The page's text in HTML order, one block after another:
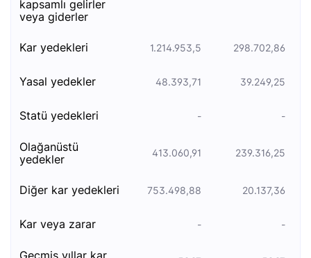
kapsamlı gelirler
veya giderler
kar yedekleri 1.214.953,5 298.702,86
yasal yedekler 48.393,71 39.249,25
statü yedekleri - -
olağanüstü
yedekler
413.060,91 239.316,25
diğer kar yedekleri 753.498,88 20.137,36
kar veya zarar - -
geçmiş yıllar kar